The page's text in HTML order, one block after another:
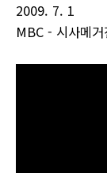
2009. 7. 1
MBC - 시사메